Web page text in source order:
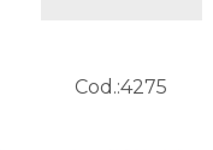
Cod.:4275